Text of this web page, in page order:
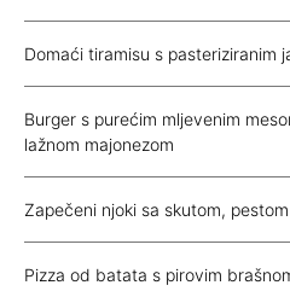
Domaći tiramisu s pasteriziranim
Burger s purećim mljevenim
lažnom majonezom
Zapečeni njoki sa skutom,
Pizza od batata s pirovim